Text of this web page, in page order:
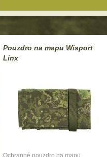
Pouzdro na mapu Wisport
Linx
Ochranné pouzdro na mapu